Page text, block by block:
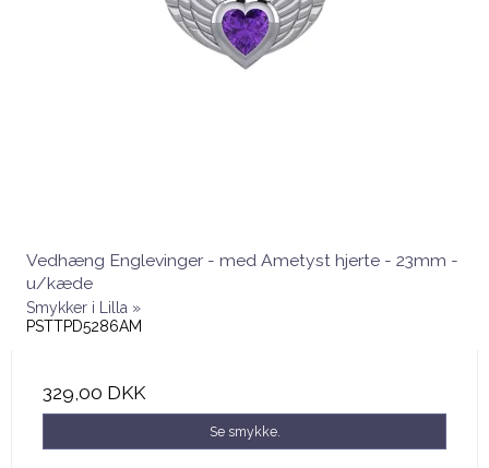
Vedhæng Englevinger - med Ametyst hjerte - 23mm -
u/kæde
Smykker i Lilla »
PSTTPD5286AM
329,00 DKK
Se smykke.